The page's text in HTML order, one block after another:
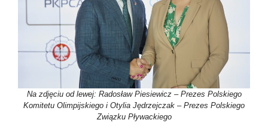
Na zdjęciu od lewej: Radosław Piesiewicz – Prezes Polskiego
Komitetu Olimpijskiego i Otylia Jędrzejczak – Prezes Polskiego
Związku Pływackiego